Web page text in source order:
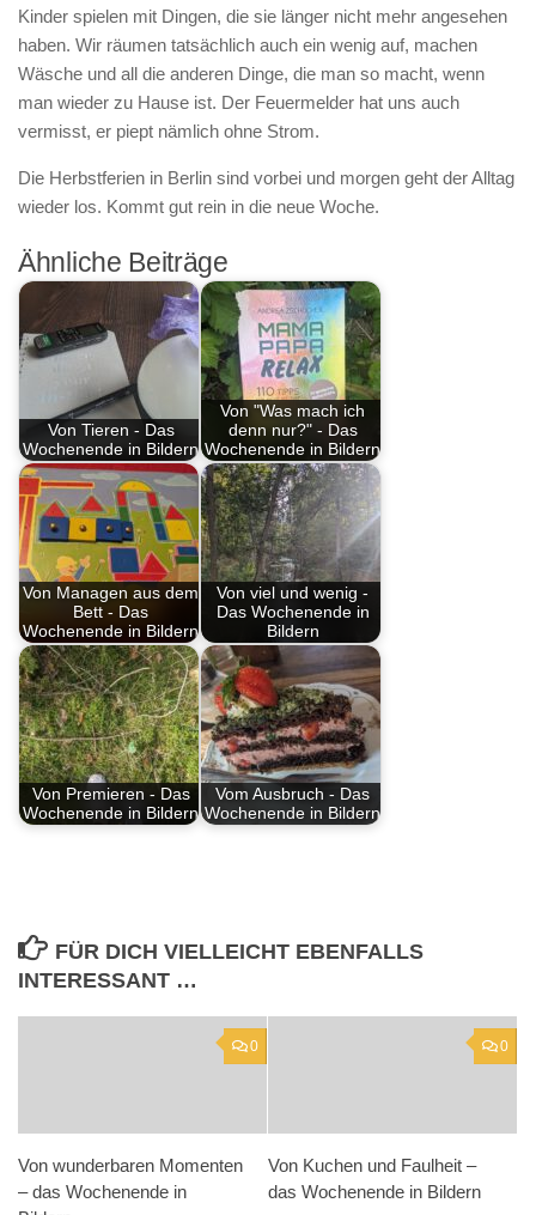
Kinder spielen mit Dingen, die sie länger nicht mehr angesehen
haben. Wir räumen tatsächlich auch ein wenig auf, machen
Wäsche und all die anderen Dinge, die man so macht, wenn
man wieder zu Hause ist. Der Feuermelder hat uns auch
vermisst, er piept nämlich ohne Strom.
Die Herbstferien in Berlin sind vorbei und morgen geht der Alltag
wieder los. Kommt gut rein in die neue Woche.
Ähnliche Beiträge
Von Tieren - Das
Wochenende in Bildern
Von "Was mach ich
denn nur?" - Das
Wochenende in Bildern
Von Managen aus dem
Bett - Das
Wochenende in Bildern
Von viel und wenig -
Das Wochenende in
Bildern
Von Premieren - Das
Wochenende in Bildern
Vom Ausbruch - Das
Wochenende in Bildern
FÜR DICH VIELLEICHT EBENFALLS
INTERESSANT …
0
Von wunderbaren Momenten
– das Wochenende in
0
Von Kuchen und Faulheit –
das Wochenende in Bildern